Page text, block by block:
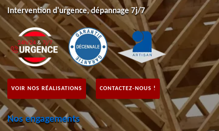
Intervention d'urgence, dépannage 7j/7
VOIR NOS RÉALISATIONS CONTACTEZ-NOUS !
Nos engagements